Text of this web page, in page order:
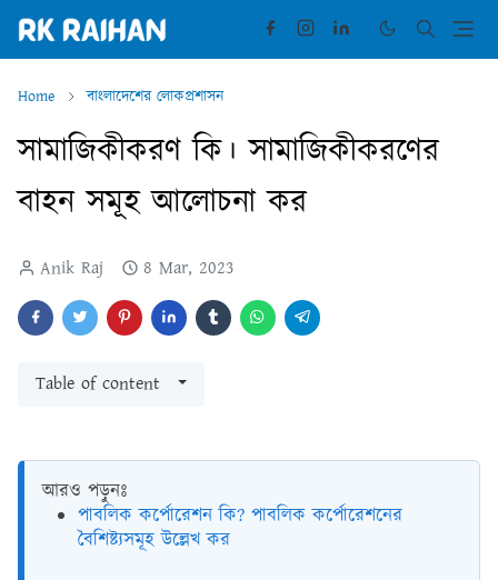
Home বাংলাদেশের লোকপ্রশাসন
সামাজিকীকরণ কি। সামাজিকীকরণের
বাহন সমূহ আলোচনা কর
Anik Raj 8 Mar, 2023
Table of content
আরও পড়ুনঃ
পাবলিক কর্পোরেশন কি? পাবলিক কর্পোরেশনের
বৈশিষ্ট্যসমূহ উল্লেখ কর